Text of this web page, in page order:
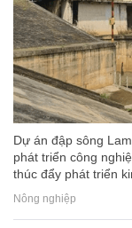
Dự án đập sông
phát triển công
thúc đẩy phát triển
Nông nghiệp